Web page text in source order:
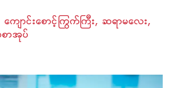
ကျောင်းစောင့်ကြွက်ကြီး ဆရာမလေး
ာအုပ်